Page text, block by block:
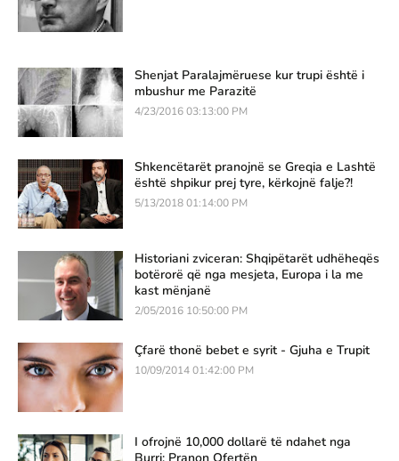
Shenjat Paralajmëruese kur trupi është i
mbushur me Parazitë
4/23/2016 03:13:00 PM
Shkencëtarët pranojnë se Greqia e Lashtë
është shpikur prej tyre, kërkojnë falje?!
5/13/2018 01:14:00 PM
Historiani zviceran: Shqipëtarët udhëheqës
botërorë që nga mesjeta, Europa i la me
kast mënjanë
2/05/2016 10:50:00 PM
Çfarë thonë bebet e syrit - Gjuha e Trupit
10/09/2014 01:42:00 PM
I ofrojnë 10,000 dollarë të ndahet nga